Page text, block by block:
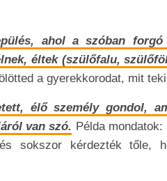
ahol a szóban forgó
éltek (szülőfalu,
a gyerekkorodat, mit
élő személy gondol,
van szó. Példa
sokszor kérdezték tőle,